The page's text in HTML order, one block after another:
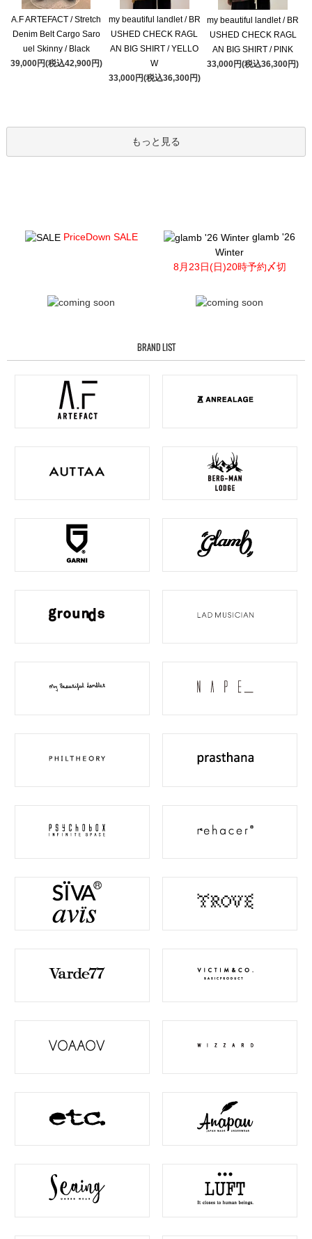
A.F ARTEFACT / Stretch
Denim Belt Cargo Saro
uel Skinny / Black
39,000円(税込42,900円)
my beautiful landlet / BR
USHED CHECK RAGL
AN BIG SHIRT / YELLO
W
33,000円(税込36,300円)
my beautiful landlet / BR
USHED CHECK RAGL
AN BIG SHIRT / PINK
33,000円(税込36,300円)
もっと見る
PriceDown SALE
glamb '26
Winter
8月23日(日)20時予約〆切
BRAND LIST